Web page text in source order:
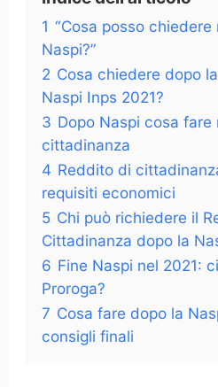
1 “Cosa posso
Naspi?”
2 Cosa chiedere dopo
Naspi Inps 2021?
3 Dopo Naspi cosa
cittadinanza
4 Reddito di
requisiti economici
5 Chi può richiedere il
Cittadinanza dopo la
6 Fine Naspi nel 2021:
Proroga?
7 Cosa fare dopo la
consigli finali